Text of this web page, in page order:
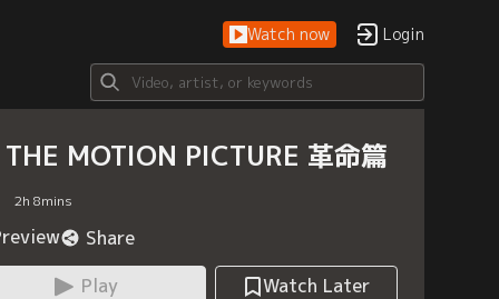
Watch now Login
THE MOTION PICTURE 革命篇
2h 8mins
Share
Play
Watch Later